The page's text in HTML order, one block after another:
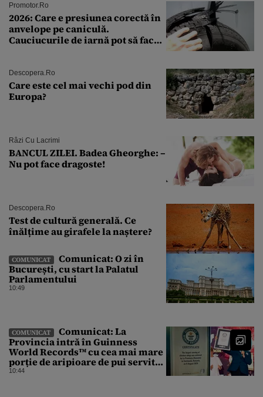
Promotor.ro
2026: Care e presiunea corectă în
anvelope pe caniculă.
Cauciucurile de iarnă pot să facă
Descopera.ro
Care este cel mai vechi pod din
Europa?
Râzi Cu Lacrimi
BANCUL ZILEI. Badea Gheorghe: –
Nu pot face dragoste!
Descopera.ro
Test de cultură generală. Ce
înălțime au girafele la naștere?
COMUNICAT
Comunicat: O zi în
București, cu start la Palatul
Parlamentului
10:49
COMUNICAT
Comunicat: La
Provincia intră în Guinness
World Records™ cu cea mai mare
porție de aripioare de pui servită
la un eveniment
10:44